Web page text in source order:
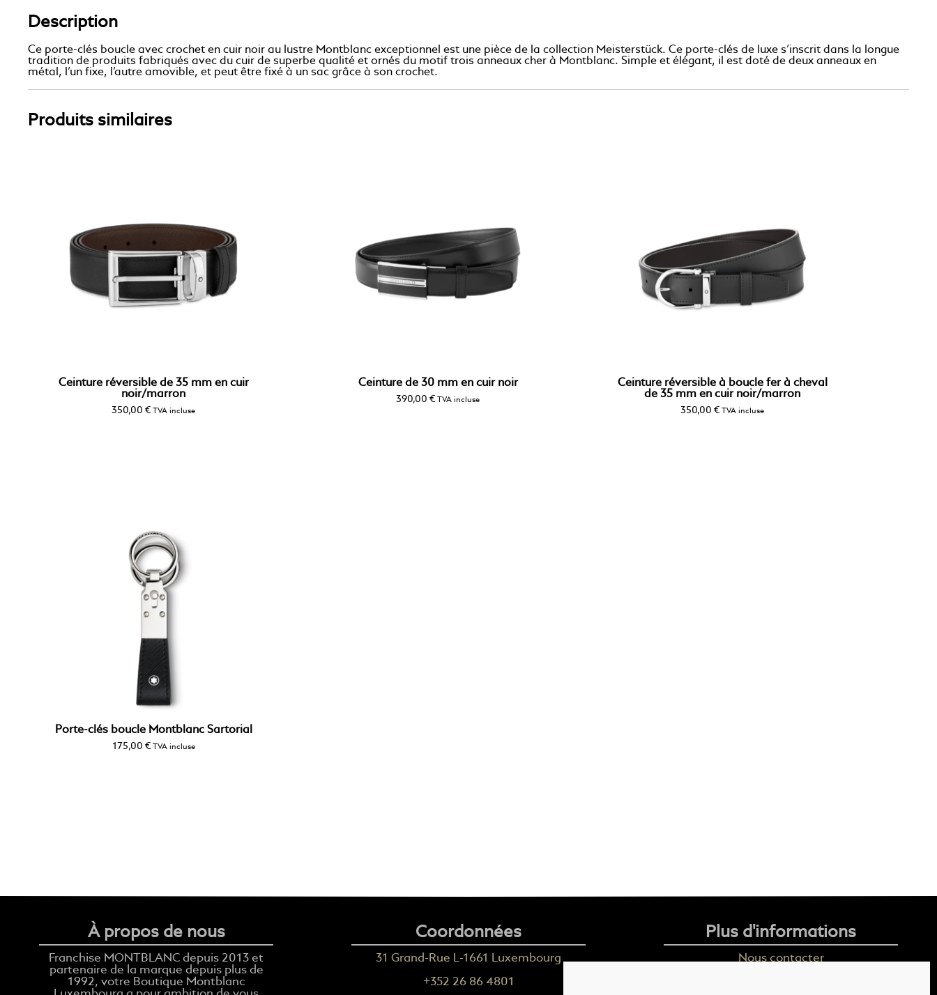
Description
Ce porte-clés boucle avec crochet en cuir noir au lustre Montblanc exceptionnel est une pièce de la collection Meisterstück. Ce porte-clés de luxe s’inscrit dans la longue
tradition de produits fabriqués avec du cuir de superbe qualité et ornés du motif trois anneaux cher à Montblanc. Simple et élégant, il est doté de deux anneaux en
métal, l’un fixe, l’autre amovible, et peut être fixé à un sac grâce à son crochet.
Produits similaires
Ceinture réversible de 35 mm en cuir
noir/marron
350,00 € TVA incluse
Ceinture de 30 mm en cuir noir
390,00€ TVA incluse
Ceinture réversible à boucle fer à cheval
de 35 mm en cuir noir/marron
350,00€ TVA incluse
Porte-clés boucle Montblanc Sartorial
175,00 € TVA incluse
À propos de nous
Franchise MONTBLANC depuis 2013 et
partenaire de la marque depuis plus de
1992, votre Boutique Montblanc
Coordonnées
31 Grand-Rue L-1661 Luxembourg
+352 26 86 4801
Plus d'informations
Nous contacter